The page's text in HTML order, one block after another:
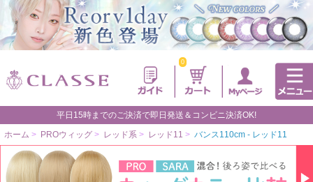
0
平日15時までのご決済で即日発送＆コンビニ決済OK!
ホーム > PROウィッグ > レッド系 > レッド11 > バンス110cm - レッド11